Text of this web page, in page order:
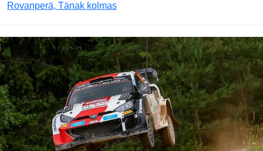
Rovanperä, Tänak kolmas